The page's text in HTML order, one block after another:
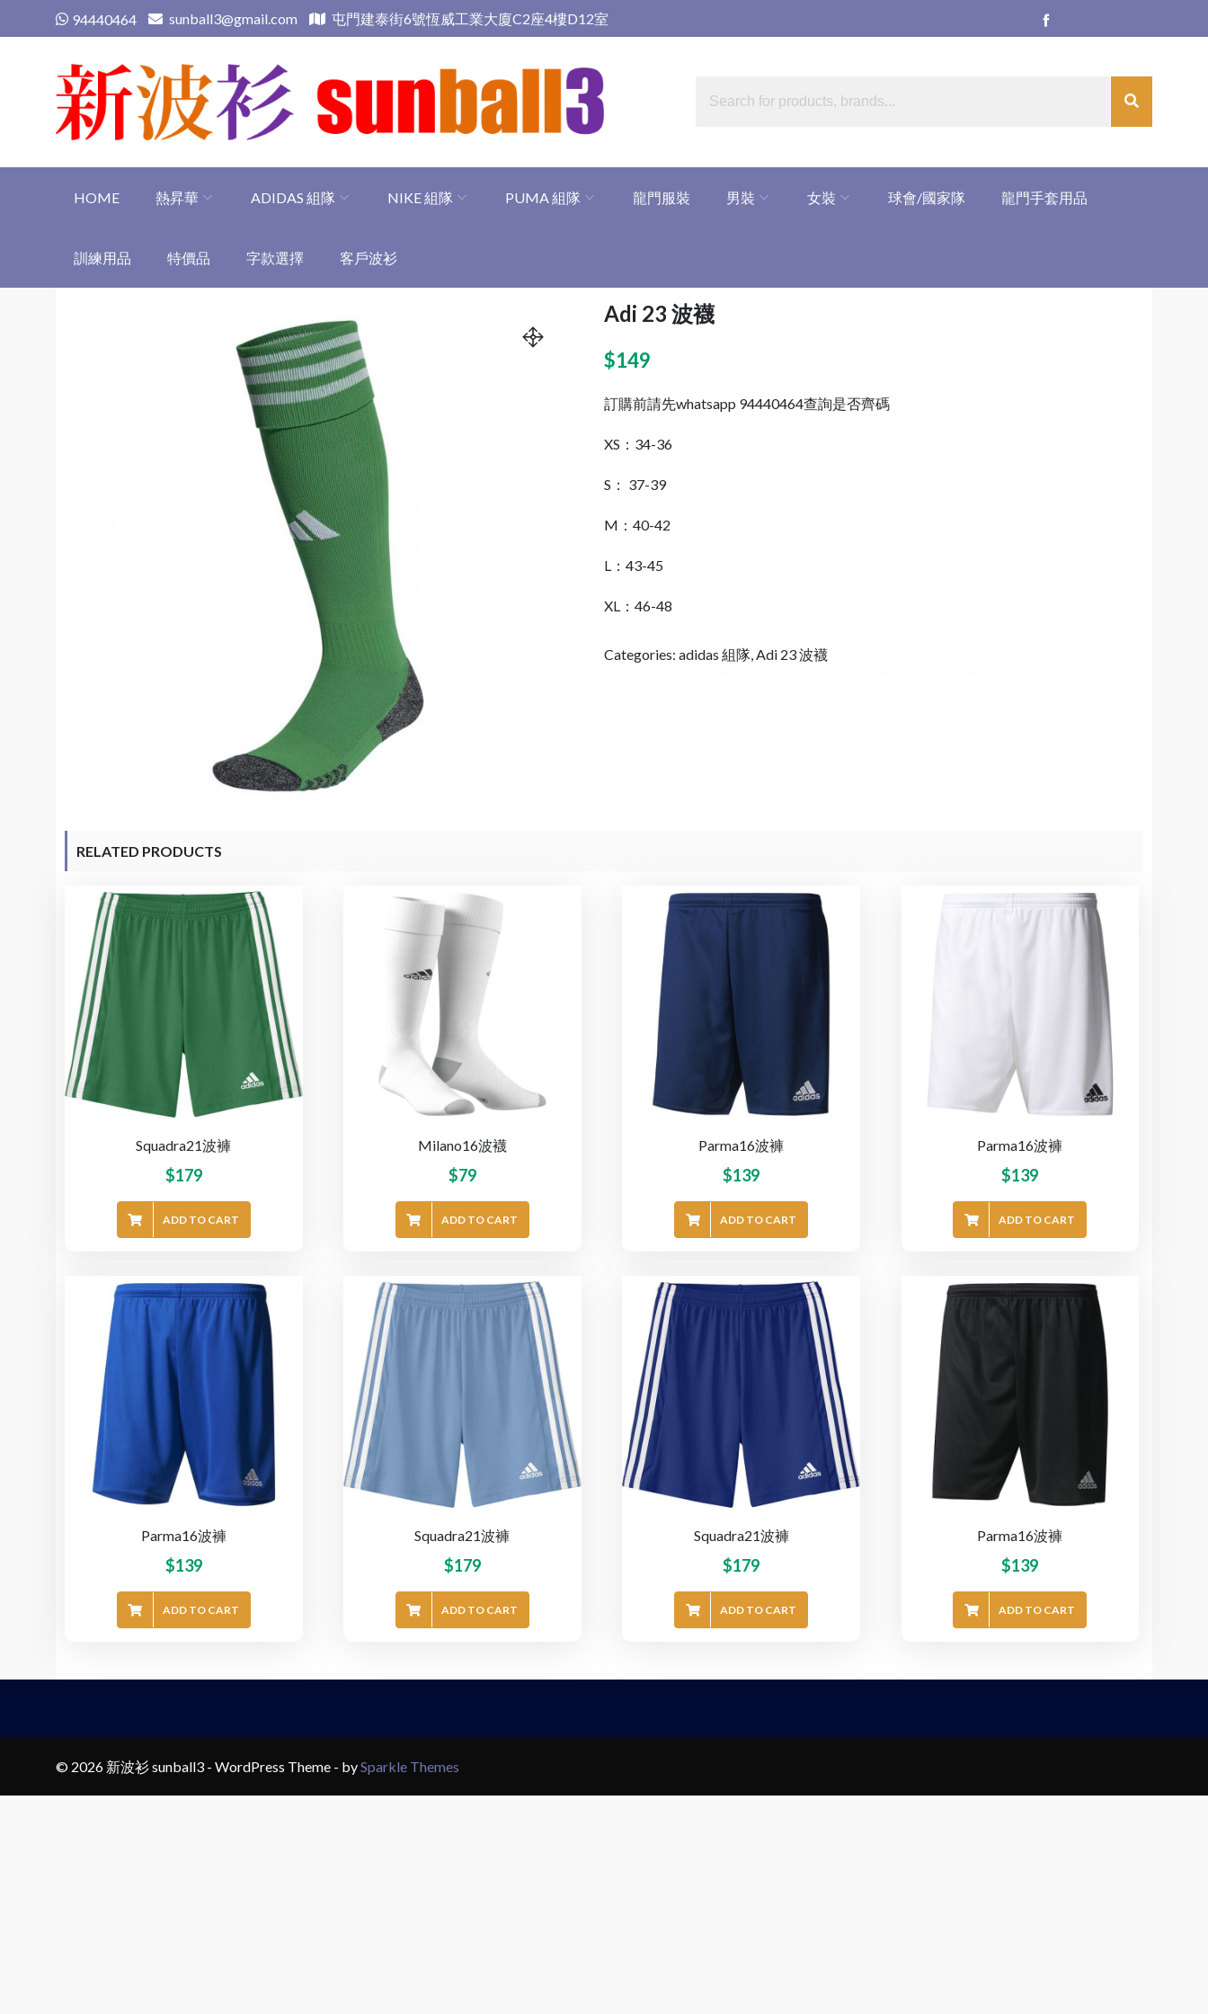
to
94440464 sunball3@gmail.com 屯門建泰街6號恆威工業大廈C2座4樓D12室
HOME 熱昇華 ADIDAS 組隊 NIKE 組隊 PUMA 組隊 龍門服裝 男裝 女裝 球會/國家隊 龍門手套用品
訓練用品 特價品 字款選擇 客戶波衫
Adi 23 波襪
$149
訂購前請先whatsapp 94440464查詢是否齊碼
XS：34-36
S： 37-39
M：40-42
L：43-45
XL：46-48
Categories: adidas 組隊 Adi 23 波襪
RELATED PRODUCTS
Squadra21波褲
$179
ADD TO CART
Milano16波襪
$79
ADD TO CART
Parma16波褲
$139
ADD TO CART
Parma16波褲
$139
ADD TO CART
Parma16波褲
$139
ADD TO CART
Squadra21波褲
$179
ADD TO CART
Squadra21波褲
$179
ADD TO CART
Parma16波褲
$139
ADD TO CART
© 2026 新波衫 sunball3 - WordPress Theme - bySparkle Themes